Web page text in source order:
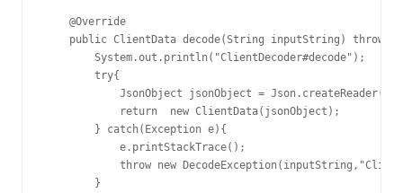
@Override
public ClientData decode(String inputString) throws
System.out.println("ClientDecoder#decode");
try{
JsonObject jsonObject = Json.createReader(new
return  new ClientData(jsonObject);
} catch(Exception e){
e.printStackTrace();
throw new
}